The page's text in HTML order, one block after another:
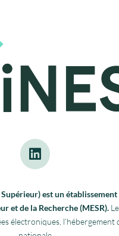
est un
et de la Recherche (MESR).
électroniques,